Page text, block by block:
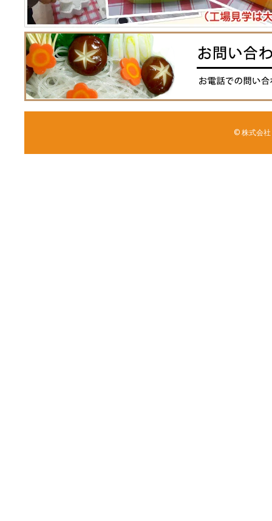
© 株式会